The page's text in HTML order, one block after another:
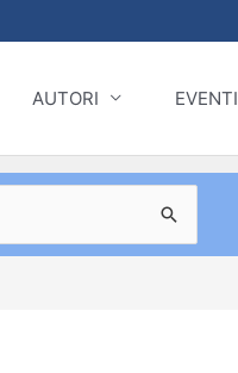
AUTORI EVENTI